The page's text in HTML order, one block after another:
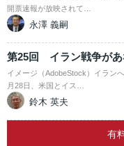
開票速報が放映されて…
永澤 義嗣
第25回 イラン戦争があ
イメージ（AdobeStock）イラン
月28日、米国とイス…
鈴木 英夫
有